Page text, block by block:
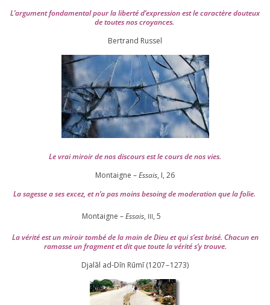
L’argument fon­da­men­tal pour la liber­té d’expression est le carac­tère dou­teux
de toutes nos croyances.
Ber­trand Russel
Le vrai miroir de nos dis­cours est le cours de nos vies.
Montaigne –Essais, I, 26
La sagesse a ses excez, et n’a pas moins besoing de mode­ra­tion que la folie.
Montaigne –Essais, III, 5
La véri­té est un miroir tom­bé de la main de Dieu et qui s’est bri­sé. Chacun en
ramasse un frag­ment et dit que toute la véri­té s’y trouve.
Djalāl ad-Dīn Rūmī (1207–1273)